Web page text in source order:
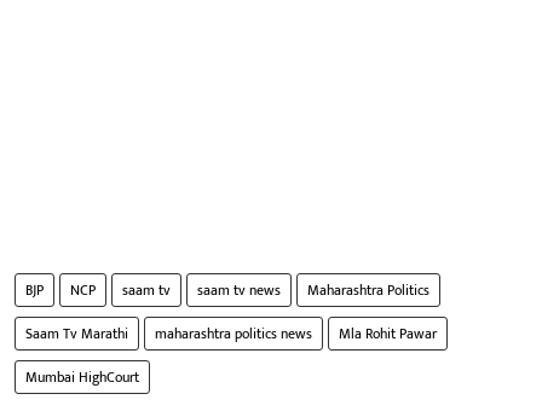
BJP NCP saam tv saam tv news
Maharashtra Politics
Saam Tv Marathi
maharashtra politics news
Mla Rohit Pawar
Mumbai HighCourt